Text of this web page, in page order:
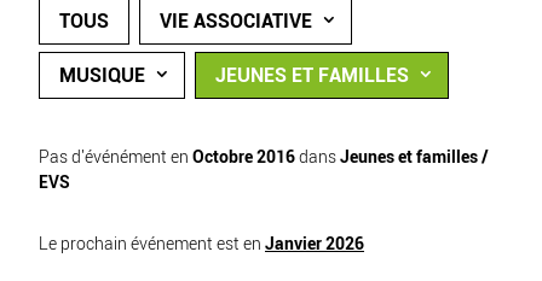
TOUS VIE ASSOCIATIVE
MUSIQUE JEUNES ET FAMILLES
Pas d'événément en Octobre 2016dansJeunes et familles /
EVS
Le prochain événement est en Janvier 2026